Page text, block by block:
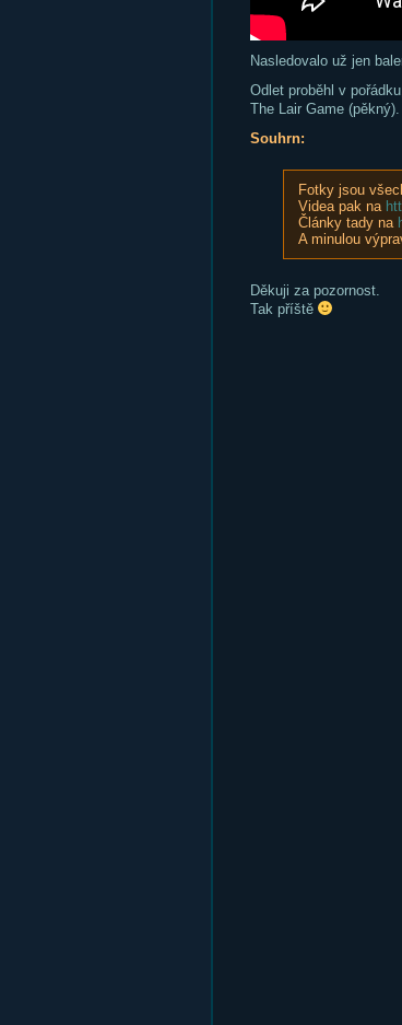
Nasledovalo už jen
Odlet proběhl v
The Lair Game
Souhrn:
Fotky jsou
Videa pak na
Články tady na
A minulou
Děkuji za pozornost.
Tak příště